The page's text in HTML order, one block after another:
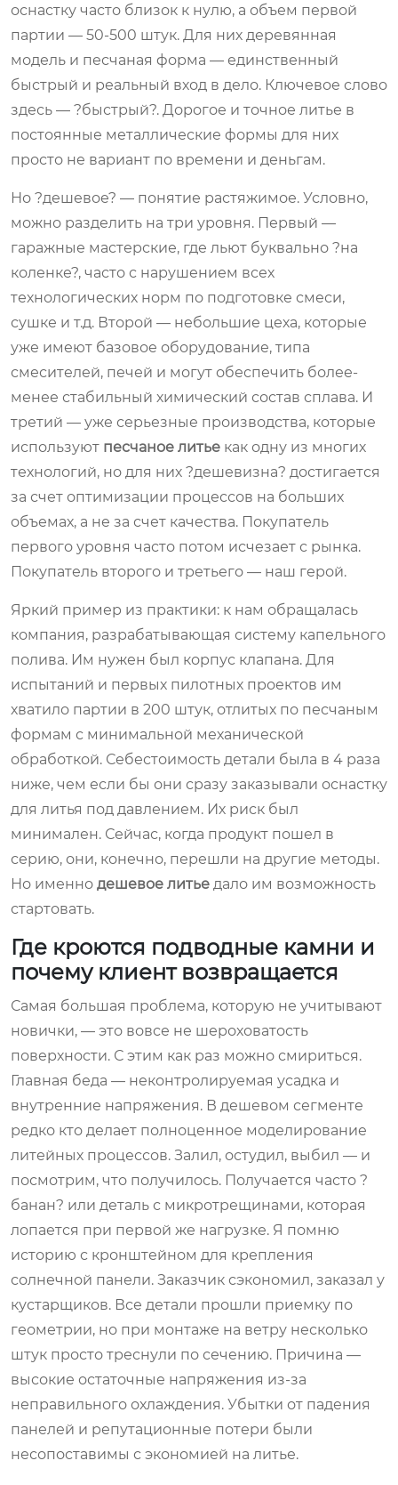
оснастку часто близок к нулю, а объем первой
партии — 50-500 штук. Для них деревянная
модель и песчаная форма — единственный
быстрый и реальный вход в дело. Ключевое слово
здесь — ?быстрый?. Дорогое и точное литье в
постоянные металлические формы для них
просто не вариант по времени и деньгам.
Но ?дешевое? — понятие растяжимое. Условно,
можно разделить на три уровня. Первый —
гаражные мастерские, где льют буквально ?на
коленке?, часто с нарушением всех
технологических норм по подготовке смеси,
сушке и т.д. Второй — небольшие цеха, которые
уже имеют базовое оборудование, типа
смесителей, печей и могут обеспечить более-
менее стабильный химический состав сплава. И
третий — уже серьезные производства, которые
используют песчаное литье как одну из многих
технологий, но для них ?дешевизна? достигается
за счет оптимизации процессов на больших
объемах, а не за счет качества. Покупатель
первого уровня часто потом исчезает с рынка.
Покупатель второго и третьего — наш герой.
Яркий пример из практики: к нам обращалась
компания, разрабатывающая систему капельного
полива. Им нужен был корпус клапана. Для
испытаний и первых пилотных проектов им
хватило партии в 200 штук, отлитых по песчаным
формам с минимальной механической
обработкой. Себестоимость детали была в 4 раза
ниже, чем если бы они сразу заказывали оснастку
для литья под давлением. Их риск был
минимален. Сейчас, когда продукт пошел в
серию, они, конечно, перешли на другие методы.
Но именно дешевое литье дало им возможность
стартовать.
Где кроются подводные камни и
почему клиент возвращается
Самая большая проблема, которую не учитывают
новички, — это вовсе не шероховатость
поверхности. С этим как раз можно смириться.
Главная беда — неконтролируемая усадка и
внутренние напряжения. В дешевом сегменте
редко кто делает полноценное моделирование
литейных процессов. Залил, остудил, выбил — и
посмотрим, что получилось. Получается часто ?
банан? или деталь с микротрещинами, которая
лопается при первой же нагрузке. Я помню
историю с кронштейном для крепления
солнечной панели. Заказчик сэкономил, заказал у
кустарщиков. Все детали прошли приемку по
геометрии, но при монтаже на ветру несколько
штук просто треснули по сечению. Причина —
высокие остаточные напряжения из-за
неправильного охлаждения. Убытки от падения
панелей и репутационные потери были
несопоставимы с экономией на литье.